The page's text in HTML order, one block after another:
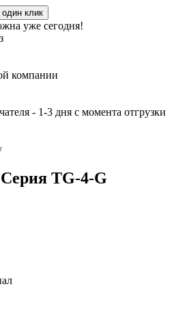
клик
компании
- 1-3 дня с момента отгрузки
TG-4-G